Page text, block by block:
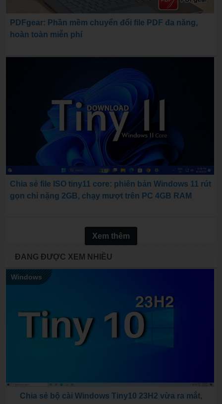
PDFgear: Phần mềm chuyển đổi file PDF đa năng,
hoàn toàn miễn phí
Chia sẻ file ISO tiny11 core: phiên bản Windows 11 rút
gọn chỉ nặng 2GB, chạy mượt trên PC 4GB RAM
Xem thêm
ĐANG ĐƯỢC XEM NHIỀU
Windows
Chia sẻ bộ cài Windows Tiny10 23H2 vừa ra mắt,